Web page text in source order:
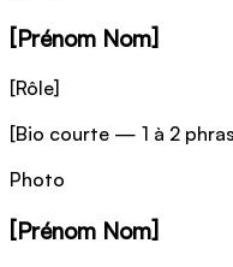
[Prénom Nom]
[Rôle]
[Bio courte — 1 à 2
Photo
[Prénom Nom]